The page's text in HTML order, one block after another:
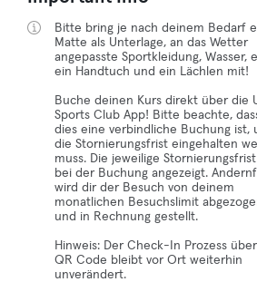
Bitte bring je nach deinem Bedarf
Matte als Unterlage, an das Wetter
angepasste Sportkleidung, Wasser,
ein Handtuch und ein Lächlen mit!
Buche deinen Kurs direkt über die
Sports Club App! Bitte beachte,
dies eine verbindliche Buchung ist,
die Stornierungsfrist eingehalten
muss. Die jeweilige
bei der Buchung angezeigt.
wird dir der Besuch von deinem
monatlichen Besuchslimit
und in Rechnung gestellt.
Hinweis: Der Check-In Prozess
QR Code bleibt vor Ort weiterhin
unverändert.